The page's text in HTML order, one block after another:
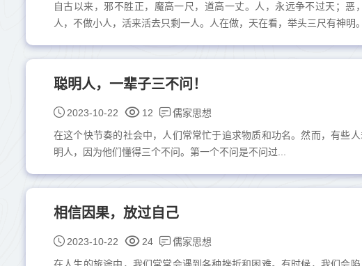
自古以来，邪不胜正，魔高一尺，道高一丈。人，永远争不过天；
人，不做小人，活来活去只剩一人。人在做，天在看，举头三尺有神明
聪明人，一辈子三不问！
2023-10-22 12 儒家思想
在这个快节奏的社会中，人们常常忙于追求物质和功名。然而，有些
明人，因为他们懂得三个不问。第一个不问是不问过...
相信因果，放过自己
2023-10-22 24 儒家思想